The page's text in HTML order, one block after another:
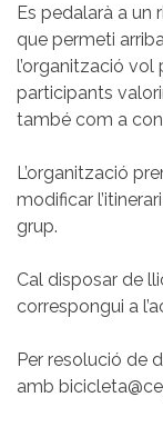
Es pedalarà a un
que permeti
l’organització
participants
també com a
L’organització
modificar
grup.
Cal disposar de
correspongui a
Per resolució de
amb